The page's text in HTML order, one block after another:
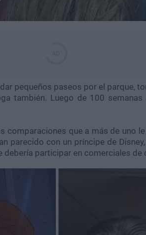
pequeños paseos por el parque,
también. Luego de 100 semanas
comparaciones que a más de uno
parecido con un príncipe de Disney,
debería participar en comerciales de